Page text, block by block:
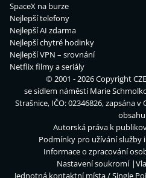
SpaceX na burze
Nejlepší telefony
Nejlepší AI zdarma
Nejlepší chytré hodinky
Nejlepší VPN – srovnání
Netflix filmy a seriály
© 2001 - 2026 Copyright
se sídlem náměstí Marie
Strašnice, IČO: 02346826, zapsána v
obsahu
Autorská práva k
Podmínky pro užívání služby
Informace o zpracování
Nastavení soukromí
Jednotná kontaktní místa / Single